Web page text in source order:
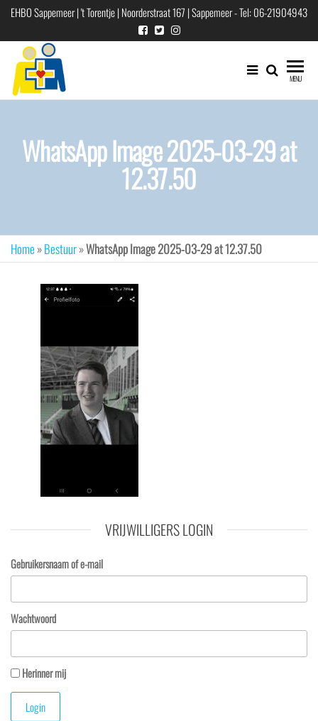
de
inhoud
EHBO Sappemeer | 't Torentje | Noorderstraat 167 | Sappemeer - Tel: 06-21904943
"Sappemeer"
Sappemeer
e.o.
MENU
WhatsApp Image 2025-03-29 at
12.37.50
Home »Bestuur»WhatsApp Image 2025-03-29 at 12.37.50
VRIJWILLIGERS LOGIN
Gebruikersnaam of e-mail
Wachtwoord
Herinner mij